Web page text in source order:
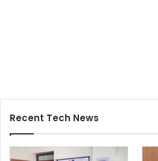
Recent Tech News